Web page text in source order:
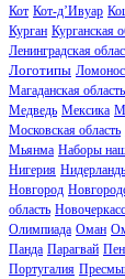
Кот Кот-д’Ивуар
Курган Курганская
Ленинградская
Логотипы
Магаданская область
Медведь Мексика
Московская область
Мьянма Наборы
Нигерия
Новгород
область
Олимпиада Оман
Панда Парагвай
Португалия